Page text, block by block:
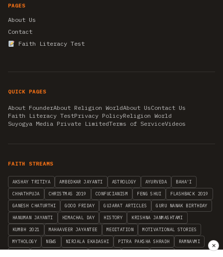
PAGES
About Us
Contact
Faith Literacy Test
QUICK PAGES
About FounderAbout Religion WorldAbout UsContact Us
Faith Literacy TestPrivacy PolicyReligion World
Suyogya Media Private LimitedTerms of ServiceVideos
FAITH STREAMS
AKSHAY TRITIYA AMBEDKAR JAYANTI ASTROLOGY AYURVEDA BAHA'I
CHHATHPUJA CHRISTMAS 2019 CONFUCIANISM FENG SHUI FLASHBACK 2019
GANESH CHATURTHI GOOD FRIDAY GUJARAT ARTICLES GURU NANAK BIRTHDAY
HANUMAN JAYANTI HIMACHAL DAY HISTORY KRISHNA JANMASHTAMI
KUMBH 2021 MAHAAVEER JAYANTEE MEDITATION MOTIVATIONAL STORIES
MYTHOLOGY NEWS NIRJALA EKADASHI PITRA PAKSHA SHRADH RAMNAVMI
✕